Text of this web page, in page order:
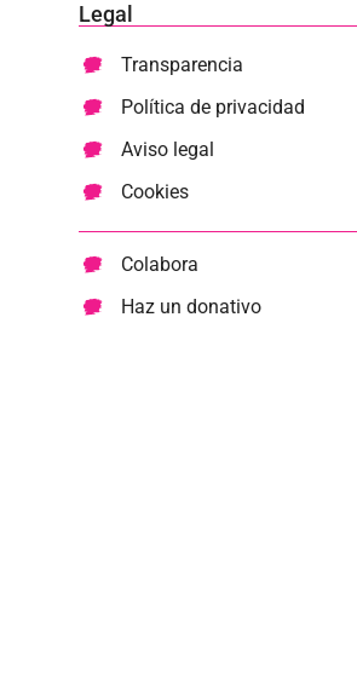
Legal
Transparencia
Política de privacidad
Aviso legal
Cookies
Colabora
Haz un donativo